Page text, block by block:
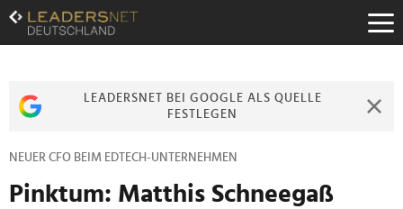
Zum
Inhalt
Zur
Zur
LEADERSNET BEI GOOGLE ALS QUELLE
FESTLEGEN
NEUER CFO BEIM EDTECH-UNTERNEHMEN
Pinktum: Matthis Schneegaß